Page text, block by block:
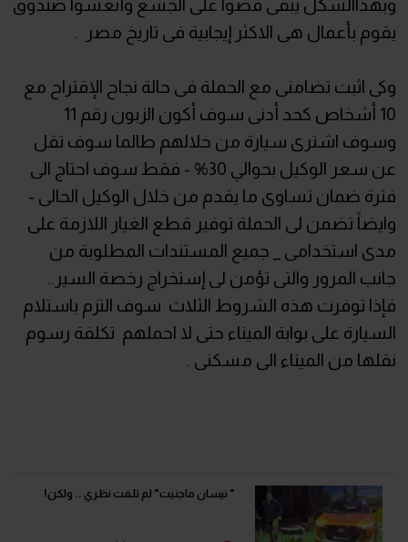
وبهذاالشكل يبقى قضوا على الجشع وأنعشوا صندوق
يقوم بأعمال هى الاكثر إيجابية فى تاريخ مصر .
وكى اثبت تضامنى مع الحملة فى حالة نجاح الإقتراح مع
10 أشخاص كحد أدنى سوف أكون الزبون رقم 11
وسوف اشترى سيارة من خلالهم طالما سوف تقل
عن سعر الوكيل بحوالي 30% - فقط سوف احتاج الى
فترة ضمان تساوى ما يقدم من خلال الوكيل الحالى -
وايضاً تضمن لى الحملة توفير قطع الغيار اللازمة على
مدى استخدامى _ جميع المستندات المطلوبة من
جانب المرور والتى تؤمن لى إستخراج رخصة السير..
فإذا توفرت هذه الشروط الثلاث سوف التزم باستلام
السيارة على بوابة الميناء حتى لا احملهم تكلفة رسوم
نقلها من الميناء الى مسكنى .
" ​نيسان ماجنيت" لم تلفت نظري .. ولكن!